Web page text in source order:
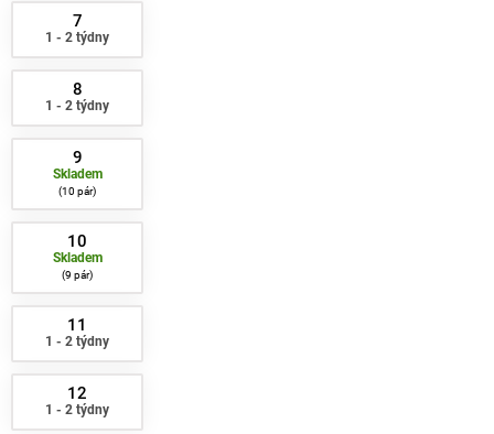
7
1 - 2 týdny
8
1 - 2 týdny
9
Skladem
10 pár
10
Skladem
9 pár
11
1 - 2 týdny
12
1 - 2 týdny